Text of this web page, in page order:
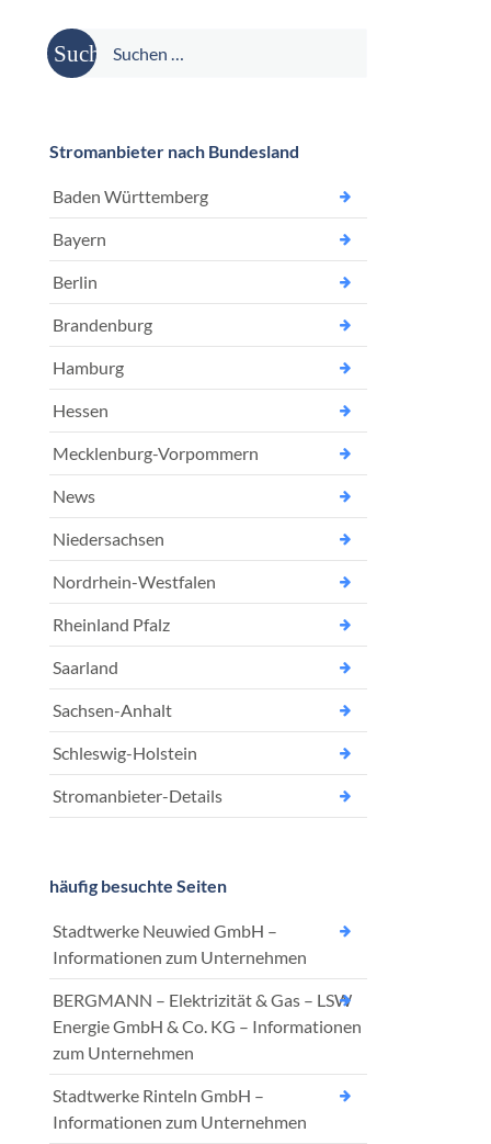
Suche
nach:
Stromanbieter nach Bundesland
Baden Württemberg
Bayern
Berlin
Brandenburg
Hamburg
Hessen
Mecklenburg-Vorpommern
News
Niedersachsen
Nordrhein-Westfalen
Rheinland Pfalz
Saarland
Sachsen-Anhalt
Schleswig-Holstein
Stromanbieter-Details
häufig besuchte Seiten
Stadtwerke Neuwied GmbH –
Informationen zum Unternehmen
BERGMANN – Elektrizität & Gas – LSW
Energie GmbH & Co. KG – Informationen
zum Unternehmen
Stadtwerke Rinteln GmbH –
Informationen zum Unternehmen